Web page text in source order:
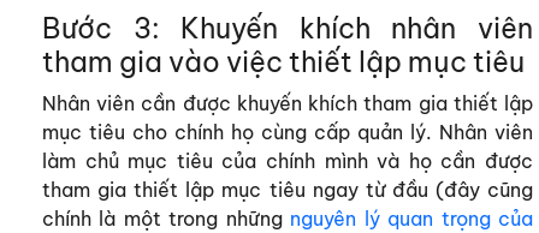
Bước 3: Khuyến khích nhân viên
tham gia vào việc thiết lập mục tiêu
Nhân viên cần được khuyến khích tham gia thiết lập
mục tiêu cho chính họ cùng cấp quản lý. Nhân viên
làm chủ mục tiêu của chính mình và họ cần được
tham gia thiết lập mục tiêu ngay từ đầu (đây cũng
chính là một trong những nguyên lý quan trọng của